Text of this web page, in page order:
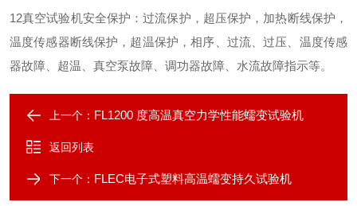
12真空试验机安全保护：过流保护，超压保护，加热断线保护，
温度传感器断线保护，超温保护，相序、过流、过压、温度传感
器故障、超温、真空泵故障、调功器故障、水流故障指示等。
上一个： FL1200 度高温真空力学性能蠕变试验机
返回列表
下一个： FLEC电子式塑料高温蠕变持久试验机